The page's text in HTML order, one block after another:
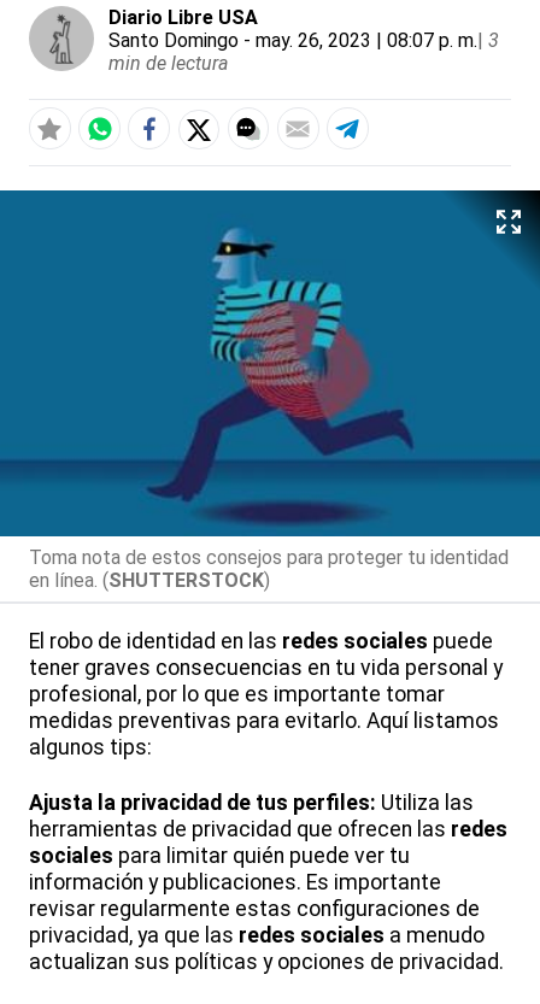
Diario Libre USA
Santo Domingo - may. 26, 2023 | 08:07 p. m.| 3
min de lectura
Toma nota de estos consejos para proteger tu identidad
en línea. (SHUTTERSTOCK)
El robo de identidad en las redes sociales puede
tener graves consecuencias en tu vida personal y
profesional, por lo que es importante tomar
medidas preventivas para evitarlo. Aquí listamos
algunos tips:
Ajusta la privacidad de tus perfiles: Utiliza las
herramientas de privacidad que ofrecen las redes
sociales para limitar quién puede ver tu
información y publicaciones. Es importante
revisar regularmente estas configuraciones de
privacidad, ya que las redes sociales a menudo
actualizan sus políticas y opciones de privacidad.